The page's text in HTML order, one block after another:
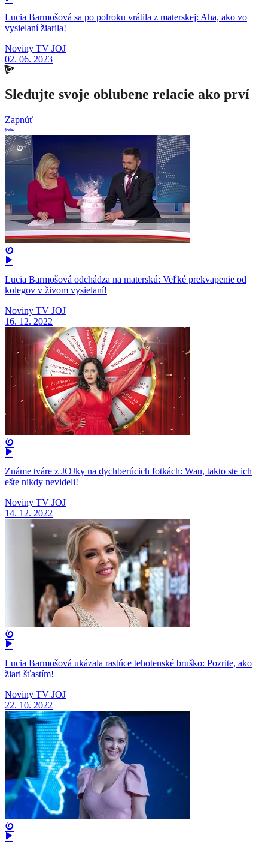
Lucia Barmošová sa po polroku vrátila z materskej: Aha, ako vo
vysielaní žiarila!
Noviny TV JOJ
02. 06. 2023
Sledujte svoje oblubene relacie ako prví
Zapnúť
Lucia Barmošová odchádza na materskú: Veľké prekvapenie od
kolegov v živom vysielaní!
Noviny TV JOJ
16. 12. 2022
Známe tváre z JOJky na dychberúcich fotkách: Wau, takto ste ich
ešte nikdy nevideli!
Noviny TV JOJ
14. 12. 2022
Lucia Barmošová ukázala rastúce tehotenské bruško: Pozrite, ako
žiari šťastím!
Noviny TV JOJ
22. 10. 2022